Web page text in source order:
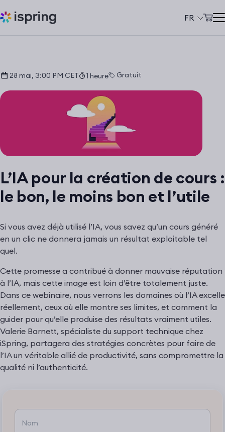
FR
Solutions
À propos de nous
Clients
+33 970 019 436
support@ispring.fr
Mon compte
28 mai, 3:00 PM CET 1 heure Gratuit
L’IA pour la création de cours :
le bon, le moins bon et l’utile
Si vous avez déjà utilisé l’IA, vous savez qu’un cours généré
en un clic ne donnera jamais un résultat exploitable tel
quel.
Cette promesse a contribué à donner mauvaise réputation
à l’IA, mais cette image est loin d’être totalement juste.
Dans ce webinaire, nous verrons les domaines où l’IA excelle
réellement, ceux où elle montre ses limites, et comment la
guider pour qu’elle produise des résultats vraiment utiles.
Valerie Barnett, spécialiste du support technique chez
iSpring, partagera des stratégies concrètes pour faire de
l’IA un véritable allié de productivité, sans compromettre la
qualité ni l’authenticité.